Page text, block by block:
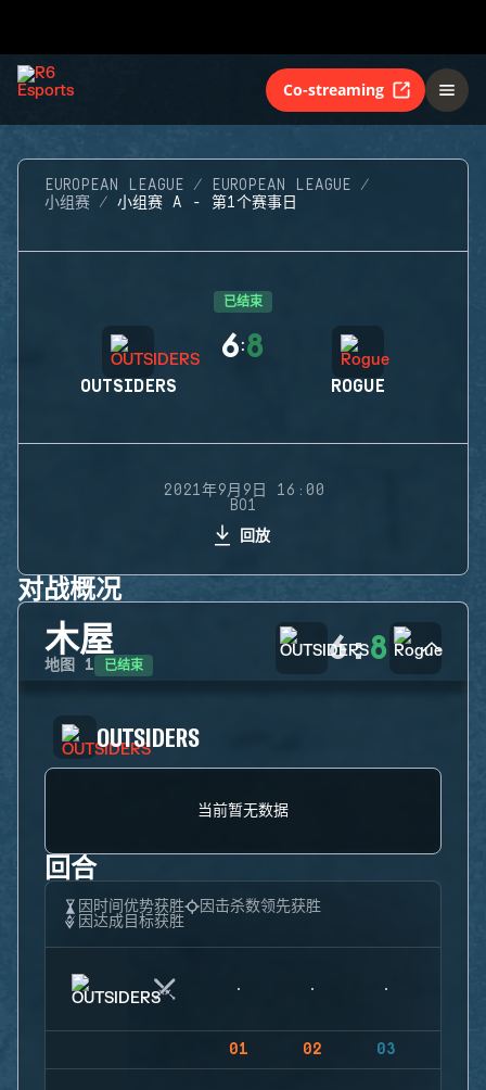
Co-streaming
EUROPEAN LEAGUE
EUROPEAN LEAGUE
小组赛
小组赛 A - 第1个赛事日
已结束
OUTSIDERS
6:8
ROGUE
2021年9月9日 16:00
BO1
回放
对战概况
木屋
地图 1 已结束 6:8
OUTSIDERS
当前暂无数据
回合
因时间优势获胜
因击杀数领先获胜
因达成目标获胜
01 02 03